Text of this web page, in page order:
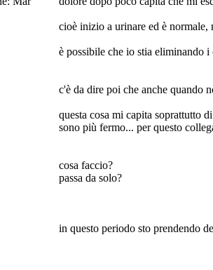
cioè inizio a urinare ed è
è possibile che io stia eliminando
c'è da dire poi che anche quando
questa cosa mi capita soprattutto
sono più fermo... per questo
cosa faccio?
passa da solo?
in questo periodo sto prendendo